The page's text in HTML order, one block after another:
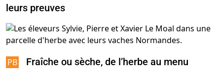
leurs preuves
Fraîche ou sèche, de l’herbe au menu